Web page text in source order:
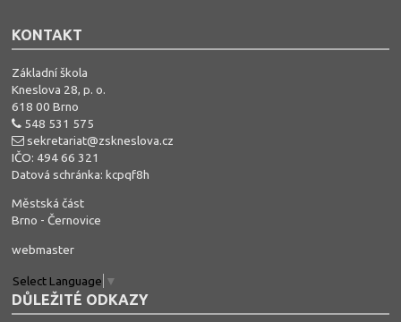
KONTAKT
Základní škola
Kneslova 28, p. o.
618 00 Brno
548 531 575
sekretariat@zskneslova.cz
IČO: 494 66 321
Datová schránka: kcpqf8h
Městská část
Brno - Černovice
webmaster
Select Language ▼
DŮLEŽITÉ ODKAZY